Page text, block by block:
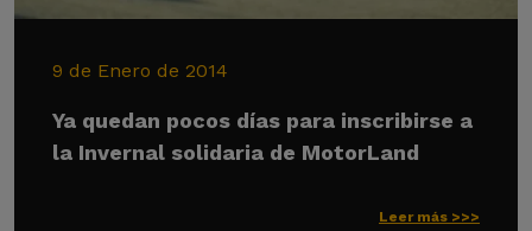
9 de Enero de 2014
Ya quedan pocos días para inscribirse a
la Invernal solidaria de MotorLand
Leer más >>>